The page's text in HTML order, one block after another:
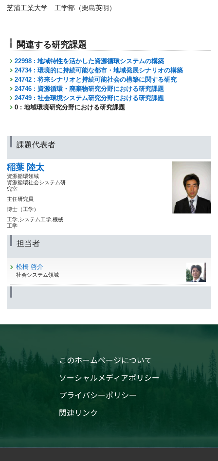
芝浦工業大学 工学部（栗島英明）
関連する研究課題
22998 : 地域特性を活かした資源循環システムの構築
24734 : 環境的に持続可能な都市・地域発展シナリオの構築
24742 : 将来シナリオと持続可能社会の構築に関する研究
24746 : 資源循環・廃棄物研究分野における研究課題
24749 : 社会環境システム研究分野における研究課題
0 : 地域環境研究分野における研究課題
課題代表者
稲葉 陸太
資源循環領域
資源循環社会システム研
究室
主任研究員
博士（工学）
工学,システム工学,機械
工学
担当者
松橋 啓介
社会システム領域
このホームページについて
ソーシャルメディアポリシー
プライバシーポリシー
関連リンク